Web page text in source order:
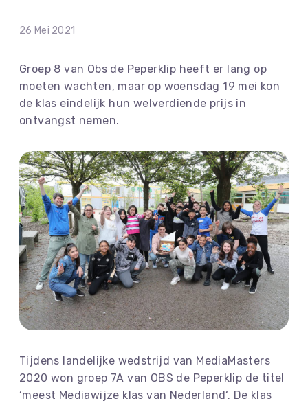
26 Mei 2021
Groep 8 van Obs de Peperklip heeft er lang op
moeten wachten, maar op woensdag 19 mei kon
de klas eindelijk hun welverdiende prijs in
ontvangst nemen.
Tijdens landelijke wedstrijd van MediaMasters
2020 won groep 7A van OBS de Peperklip de titel
‘meest Mediawijze klas van Nederland‘. De klas